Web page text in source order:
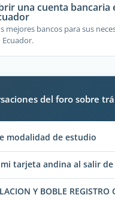
una cuenta bancaria
mejores bancos para sus
Ecuador.
del foro sobre
modalidad de estudio
tarjeta andina al salir de
Y BOBLE REGISTRO